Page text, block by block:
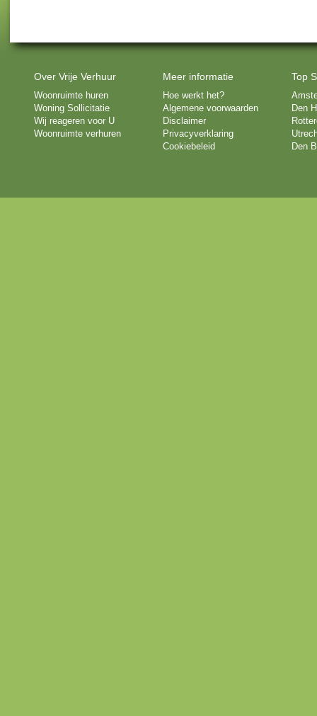
Over Vrije Verhuur
Woonruimte huren
Woning Sollicitatie
Wij reageren voor U
Woonruimte verhuren
Meer informatie
Hoe werkt het?
Algemene voorwaarden
Disclaimer
Privacyverklaring
Cookiebeleid
Top
Den
Den